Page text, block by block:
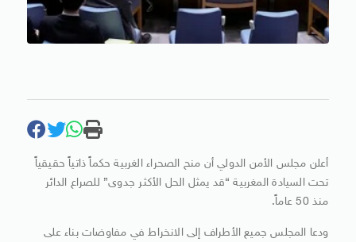
أعلن مجلس الأمن الدولي أن منح الصحراء الغربية حكماً ذاتياً حقيقياً
تحت السيادة المغربية “قد يمثل الحل الأكثر جدوى” للصراع الدائر
منذ 50 عاماً.
ودعا المجلس جميع الأطراف إلى الانخراط في مفاوضات بناء على